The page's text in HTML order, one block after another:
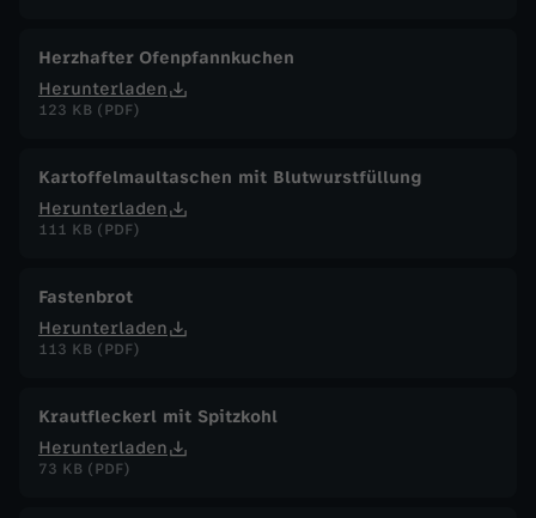
Herzhafter Ofenpfannkuchen
Herunterladen
123 KB (PDF)
Kartoffelmaultaschen mit Blutwurstfüllung
Herunterladen
111 KB (PDF)
Fastenbrot
Herunterladen
113 KB (PDF)
Krautfleckerl mit Spitzkohl
Herunterladen
73 KB (PDF)